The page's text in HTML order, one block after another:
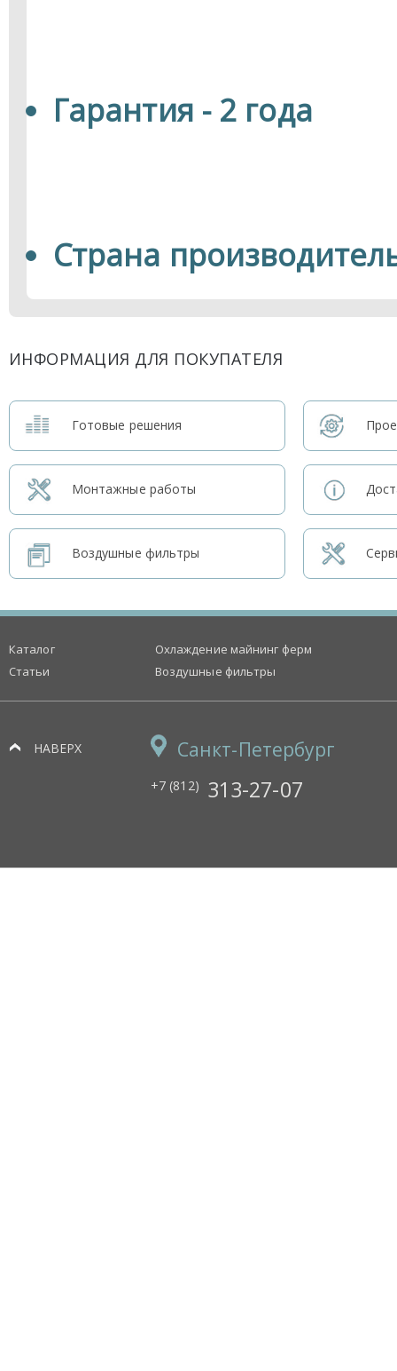
Гарантия - 2 года
Страна
ИНФОРМАЦИЯ ДЛЯ ПОКУПАТЕЛЯ
Готовые решения
Монтажные работы
Воздушные фильтры
Каталог
Статьи
Охлаждение майнинг ферм
Воздушные фильтры
НАВЕРХ Санкт-Петербург
+7 (812) 313-27-07